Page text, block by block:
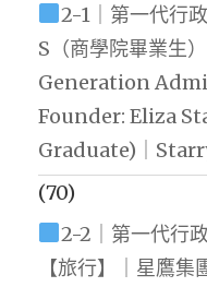
2-1｜第一代行
S（商學院畢業生
Generation
Founder: Eliza
Graduate)｜
(70)
2-2｜第一代行
【旅行】｜星鷹